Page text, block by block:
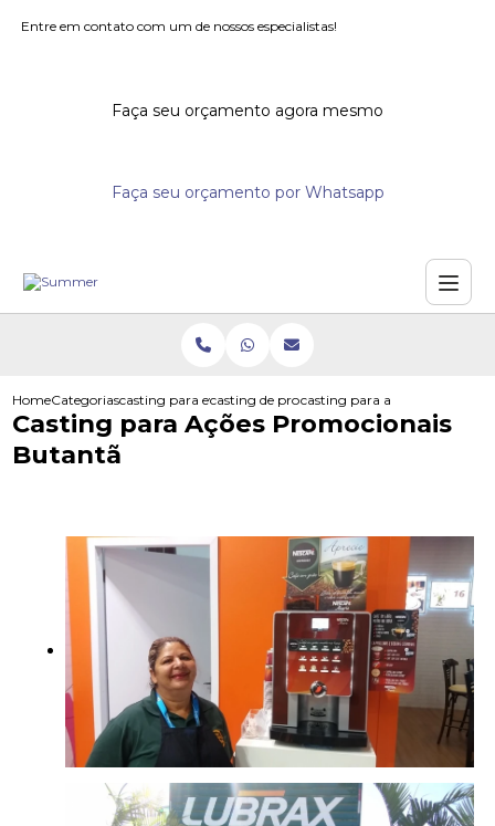
Entre em contato com um de nossos especialistas!
Faça seu orçamento agora mesmo
Faça seu orçamento por Whatsapp
HomeCategoriascasting para eventoscasting de promotores para supermercados
casting para acoes
Casting para Ações Promocionais
Butantã